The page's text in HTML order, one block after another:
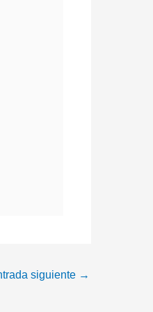
siguiente →